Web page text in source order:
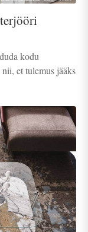
kodu
et tulemus jääks